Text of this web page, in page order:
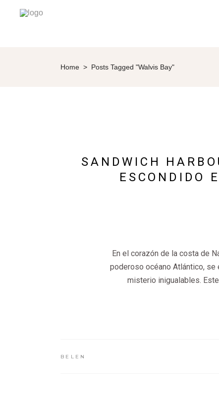
Home > Posts Tagged "Walvis Bay"
SANDWICH
ESCONDIDO
En el corazón de la costa de
poderoso océano Atlántico, se
misterio inigualables.
BELEN